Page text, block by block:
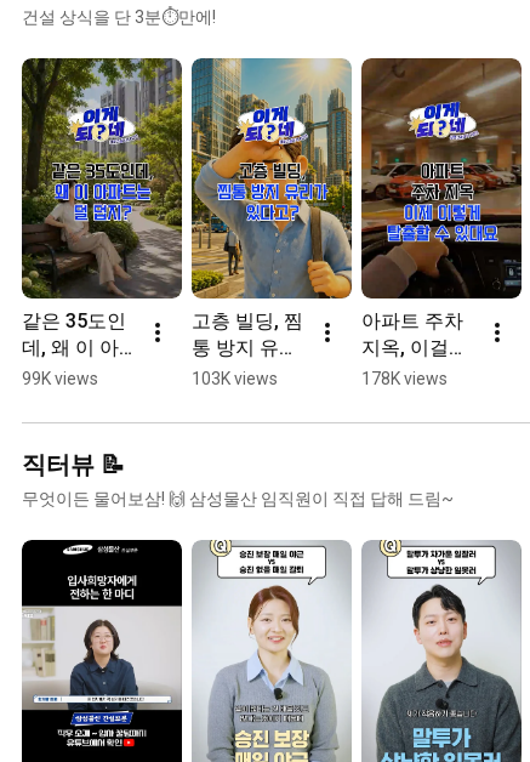
건설 상식을 단 3분⏱만에!
같은 35도인
데, 왜 이 아파
트는 덜 덥지?
99K views
고층 빌딩, 찜
통 방지 유리
가 있다고?
103K views
아파트 주차
지옥, 이걸로
탈출 가능?!
178K views
직터뷰 📝
무엇이든 물어보삼! 🙌 삼성물산 임직원이 직접 답해 드림~